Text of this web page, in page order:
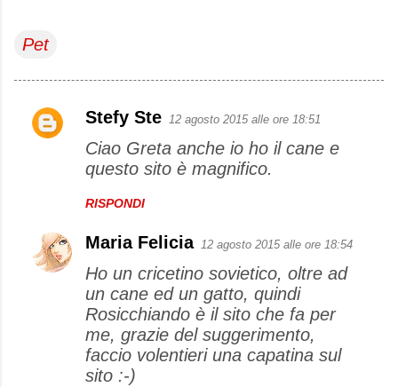
Pet
C
n
Stefy Ste 12 agosto 2015 alle ore 18:51
Ciao Greta anche io ho il cane e
questo sito è magnifico.
RISPONDI
Maria Felicia 12 agosto 2015 alle ore 18:54
Ho un cricetino sovietico, oltre ad
un cane ed un gatto, quindi
Rosicchiando è il sito che fa per
me, grazie del suggerimento,
faccio volentieri una capatina sul
sito :-)